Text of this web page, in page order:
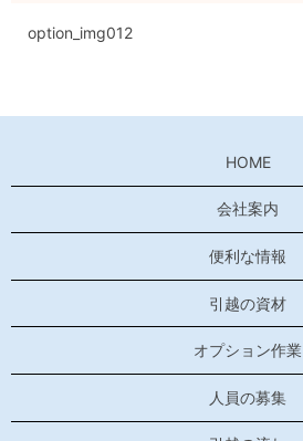
option_img012
HOME
会社案内
便利な情報
引越の資材
オプション作業
人員の募集